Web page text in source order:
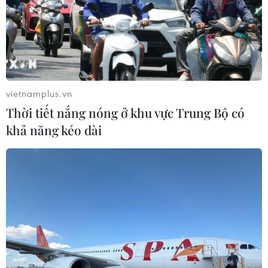
28/11/2023 13:00
Ấn Độ được xác định là một trong những thị trường tiềm
năng cho đồ gỗ và nội thất xuất khẩu của Việt Nam, với
giá trị giao dịch mặt hàng này tăng trưởng khá nhanh
trong thời gian gần đây.
vietnamplus.vn
Thời tiết nắng nóng ở khu vực Trung Bộ có
khả năng kéo dài